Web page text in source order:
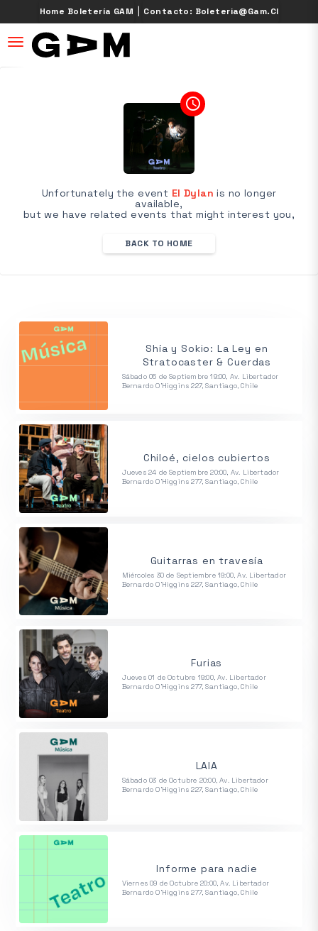
Home Boletería GAM | Contacto: Boleteria@gam.cl
desplegar navegación
access_time
Unfortunately the event El Dylan is no longer
available,
but we have related events that might interest you,
BACK TO HOME
Shía y Sokio: La Ley en
Stratocaster & Cuerdas
Sábado 05 de Septiembre 19:00, Av. Libertador
Bernardo O'Higgins 227, Santiago, Chile
Chiloé, cielos cubiertos
Jueves 24 de Septiembre 20:00, Av. Libertador
Bernardo O'Higgins 277, Santiago, Chile
Guitarras en travesía
Miércoles 30 de Septiembre 19:00, Av. Libertador
Bernardo O'Higgins 227, Santiago, Chile
Furias
Jueves 01 de Octubre 19:00, Av. Libertador
Bernardo O'Higgins 277, Santiago, Chile
LAIA
Sábado 03 de Octubre 20:00, Av. Libertador
Bernardo O'Higgins 227, Santiago, Chile
Informe para nadie
Viernes 09 de Octubre 20:00, Av. Libertador
Bernardo O'Higgins 277, Santiago, Chile